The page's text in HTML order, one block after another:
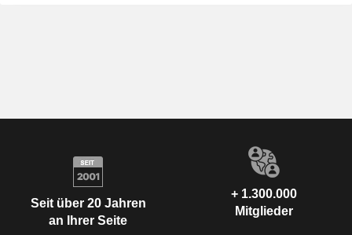
Seit über 20 Jahren
an Ihrer Seite
+ 1.300.000
Mitglieder